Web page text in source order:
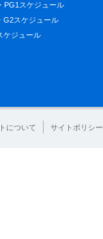
PG1スケジュール
G2スケジュール
ケジュール
について サイトポリシー